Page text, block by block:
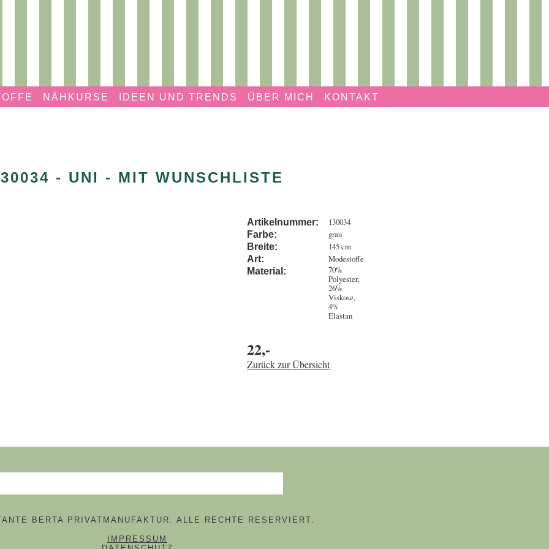
NÄHKURSE IDEEN UND TRENDS ÜBER MICH KONTAKT
- UNI - MIT WUNSCHLISTE
Artikelnummer: 130034
Farbe: grau
Breite: 145 cm
Art: Modestoffe
Material:
70%
Polyester,
26%
Viskose,
4%
Elastan
22,-
Zurück zur Übersicht
BERTA PRIVATMANUFAKTUR. ALLE RECHTE RESERVIERT.
NAVIGATION ÜBERSPRINGEN
IMPRESSUM